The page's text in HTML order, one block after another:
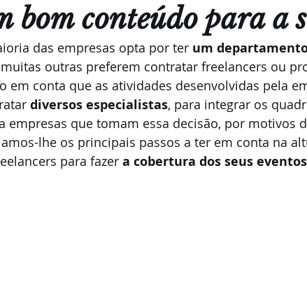
bom conteúdo para a
das empresas opta por ter um
outras preferem contratar freelancers ou
em conta que as atividades desenvolvidas pela
diversos especialistas, para integrar os
empresas que tomam essa decisão, por motivos
lhe os principais passos a ter em conta na
para fazer a cobertura dos seus